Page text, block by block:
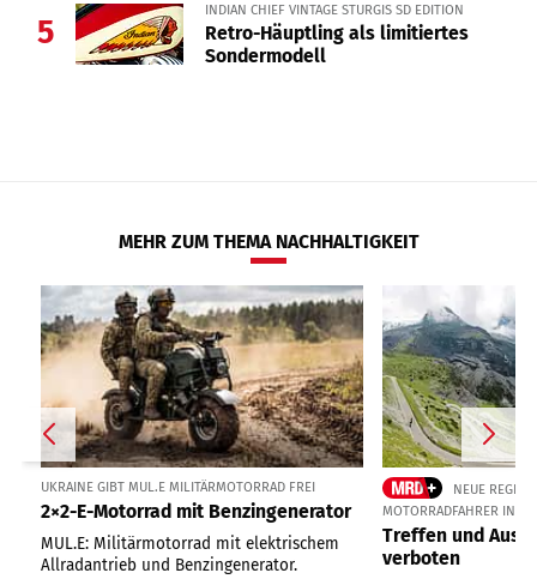
5
INDIAN CHIEF VINTAGE STURGIS SD EDITION
Retro-Häuptling als limitiertes
Sondermodell
MEHR ZUM THEMA NACHHALTIGKEIT
UKRAINE GIBT MUL.E MILITÄRMOTORRAD FREI
2×2-E-Motorrad mit Benzingenerator
MUL.E: Militärmotorrad mit elektrischem
Allradantrieb und Benzingenerator.
NEUE
MOTORRADFAHRER IN
Treffen und
verboten